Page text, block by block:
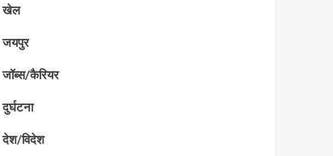
खेल
जयपुर
जॉब्स/कैरियर
दुर्घटना
देश/विदेश